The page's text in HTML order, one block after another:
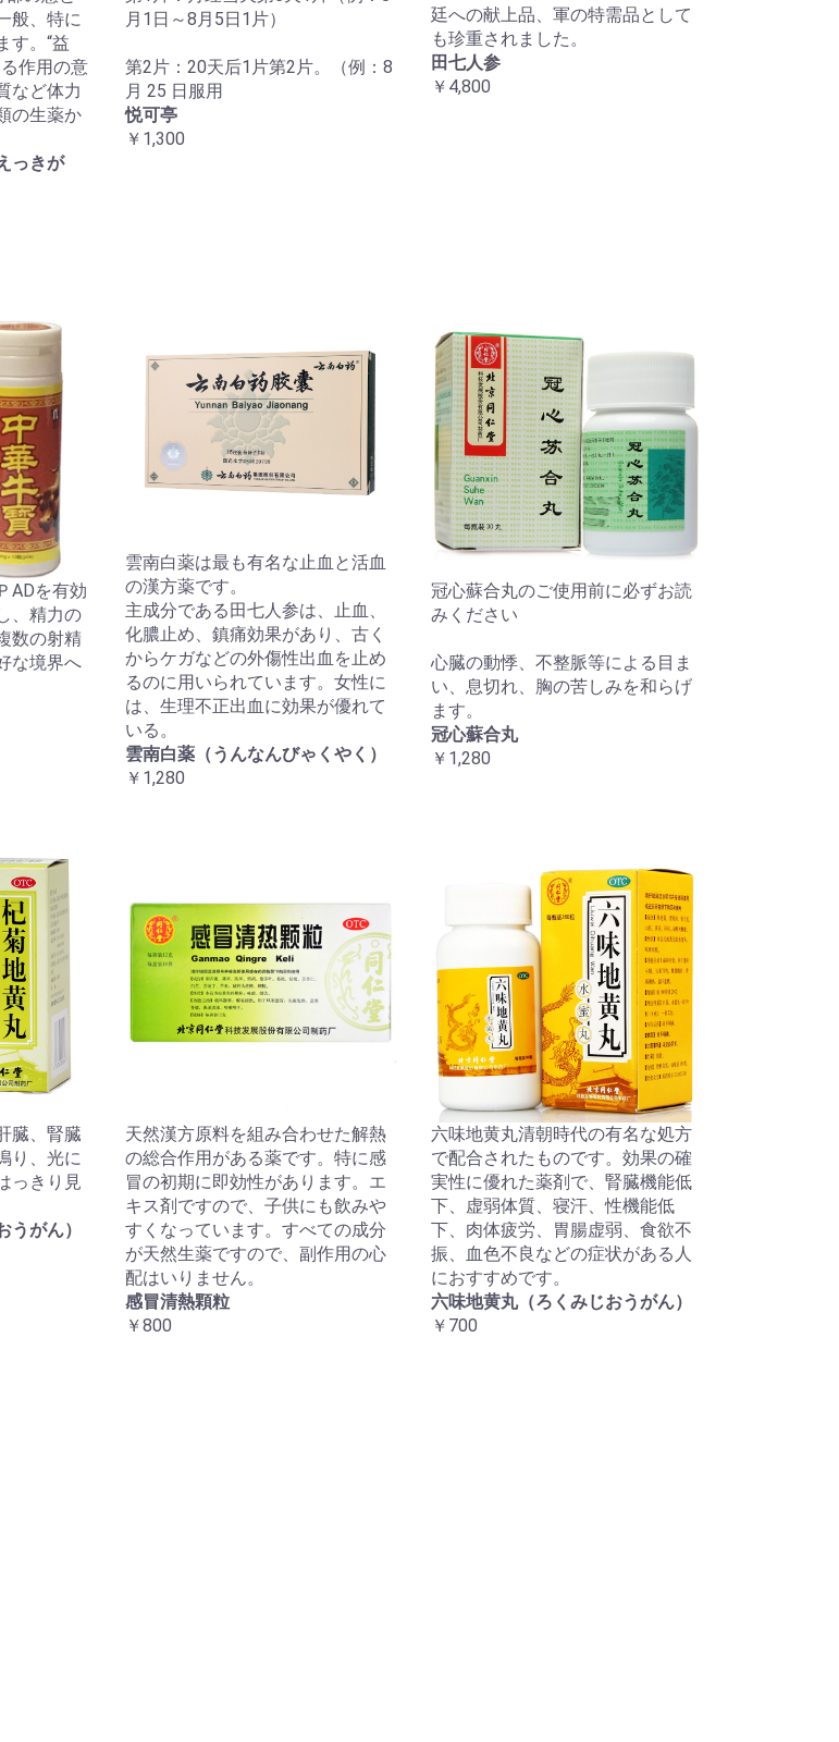
般、特に
す。“益
作用の意
など体力
の生薬か
っきが
月1日～8月5日1片）
第2片：20天后1片第2片。（例：8
月 25 日服用
悦可亭
￥1,300
廷への献上品、軍の特需品として
も珍重されました。
田七人参
￥4,800
ADを有効
、精力の
数の射精
な境界へ
雲南白薬は最も有名な止血と活血
の漢方薬です。
主成分である田七人参は、止血、
化膿止め、鎮痛効果があり、古く
からケガなどの外傷性出血を止め
るのに用いられています。女性に
は、生理不正出血に効果が優れて
いる。
雲南白薬（うんなんびゃくやく）
￥1,280
冠心蘇合丸のご使用前に必ずお読
みください
心臓の動悸、不整脈等による目ま
い、息切れ、胸の苦しみを和らげ
ます。
冠心蘇合丸
￥1,280
臓、腎臓
り、光に
っきり見
うがん）
天然漢方原料を組み合わせた解熱
の総合作用がある薬です。特に感
冒の初期に即効性があります。エ
キス剤ですので、子供にも飲みや
すくなっています。すべての成分
が天然生薬ですので、副作用の心
配はいりません。
感冒清熱顆粒
￥800
六味地黄丸清朝時代の有名な処方
で配合されたものです。効果の確
実性に優れた薬剤で、腎臓機能低
下、虚弱体質、寝汗、性機能低
下、肉体疲労、胃腸虚弱、食欲不
振、血色不良などの症状がある人
におすすめです。
六味地黄丸（ろくみじおうがん）
￥700